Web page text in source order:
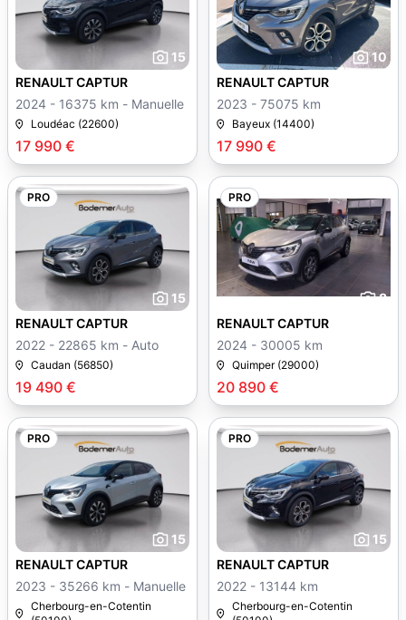
15
17 990 €
RENAULT CAPTUR
2024 - 16375 km - Manuelle
Loudéac (22600)
10
17 990 €
RENAULT CAPTUR
2023 - 75075 km
Bayeux (14400)
PRO
15
19 490 €
RENAULT CAPTUR
2022 - 22865 km - Auto
Caudan (56850)
PRO
8
20 890 €
RENAULT CAPTUR
2024 - 30005 km
Quimper (29000)
PRO
15
RENAULT CAPTUR
2023 - 35266 km - Manuelle
Cherbourg-en-Cotentin
PRO
15
RENAULT CAPTUR
2022 - 13144 km
Cherbourg-en-Cotentin